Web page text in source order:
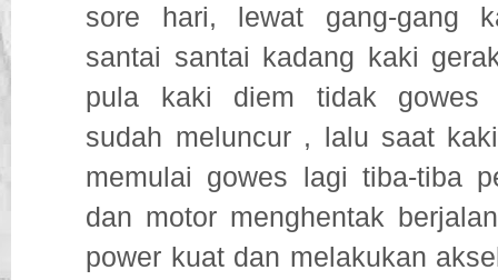
sore hari, lewat gang-gang
santai santai kadang kaki
pula kaki diem tidak gowes
sudah meluncur , lalu saat
memulai gowes lagi tiba-tiba
dan motor menghentak
power kuat dan melakukan